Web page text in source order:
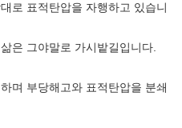
로 표적탄압을 자행하고 있습니
은 그야말로 가시밭길입니다.
며 부당해고와 표적탄압을 분쇄